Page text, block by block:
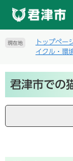
現在地 トップペー
イクル・環
文君津市での